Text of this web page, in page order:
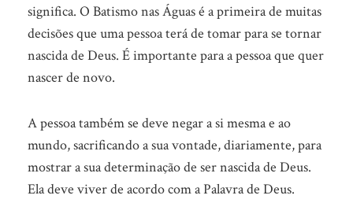
significa. O Batismo nas Águas é a primeira de muitas
decisões que uma pessoa terá de tomar para se tornar
nascida de Deus. É importante para a pessoa que quer
nascer de novo.
A pessoa também se deve negar a si mesma e ao
mundo, sacrificando a sua vontade, diariamente, para
mostrar a sua determinação de ser nascida de Deus.
Ela deve viver de acordo com a Palavra de Deus.